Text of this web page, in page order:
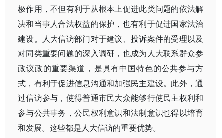
极作用，不但有利于从根本上促进此类问题的依法解
决和当事人合法权益的保护，也有利于促进国家法治
建设。人大信访部门对于建议、投诉案件的受理以及
对同类重要问题的深入调研，也成为人大联系群众参
政议政的重要渠道，是具有中国特色的公共参与方
式，有利于促进信息沟通和加强民主建设。此外，通
过信访参与，使得普通市民大众能够行使民主权利和
参与公共事务，公民权利意识和法制意识也得以培育
和发展。这些都是人大信访的重要优势。